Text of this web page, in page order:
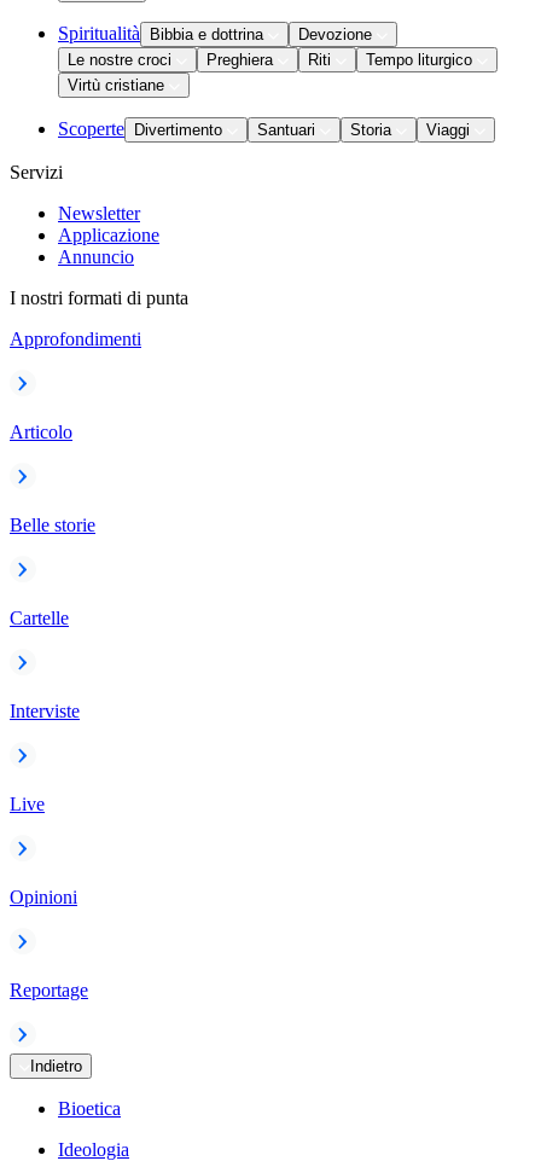
Spiritualità Bibbia e dottrina
Devozione
Le nostre croci
Preghiera Riti
Tempo liturgico
Virtù cristiane
Scoperte Divertimento Santuari Storia Viaggi
Servizi
Newsletter
Applicazione
Annuncio
I nostri formati di punta
Approfondimenti
Articolo
Belle storie
Cartelle
Interviste
Live
Opinioni
Reportage
Indietro
Bioetica
Ideologia